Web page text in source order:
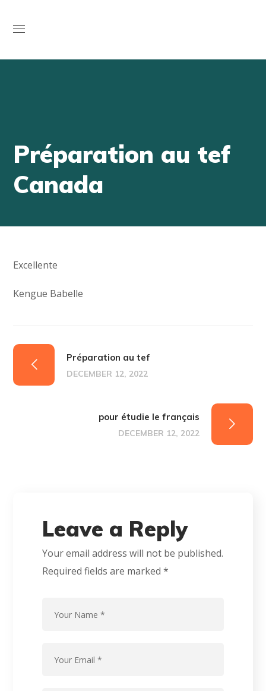
Préparation au tef
Canada
Excellente
Kengue Babelle
Préparation au tef
DECEMBER 12, 2022
pour étudie le français
DECEMBER 12, 2022
Leave a Reply
Your email address will not be published.
Required fields are marked*